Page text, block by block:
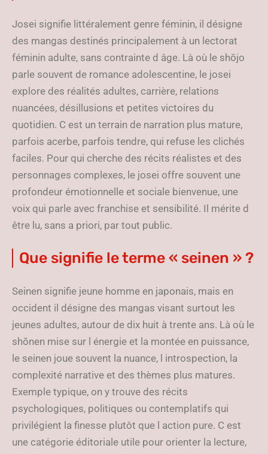
Josei signifie littéralement genre féminin, il désigne
des mangas destinés principalement à un lectorat
féminin adulte, sans contrainte d âge. Là où le shōjo
parle souvent de romance adolescentine, le josei
explore des réalités adultes, carrière, relations
nuancées, désillusions et petites victoires du
quotidien. C est un terrain de narration plus mature,
parfois acerbe, parfois tendre, qui refuse les clichés
faciles. Pour qui cherche des récits réalistes et des
personnages complexes, le josei offre souvent une
profondeur émotionnelle et sociale bienvenue, une
voix qui parle avec franchise et sensibilité. Il mérite d
être lu, sans a priori, par tout public.
Que signifie le terme « seinen » ?
Seinen signifie jeune homme en japonais, mais en
occident il désigne des mangas visant surtout les
jeunes adultes, autour de dix huit à trente ans. Là où le
shōnen mise sur l énergie et la montée en puissance,
le seinen joue souvent la nuance, l introspection, la
complexité narrative et des thèmes plus matures.
Exemple typique, on y trouve des récits
psychologiques, politiques ou contemplatifs qui
privilégient la finesse plutôt que l action pure. C est
une catégorie éditoriale utile pour orienter la lecture,